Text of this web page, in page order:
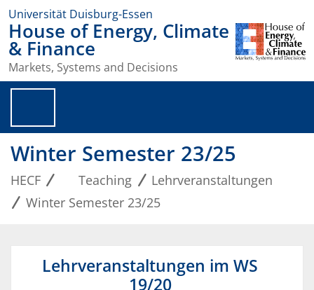
Universität Duisburg-Essen
House of Energy, Climate
& Finance
Markets, Systems and Decisions
Winter Semester 23/25
HECF Teaching
Lehrveranstaltungen
Winter Semester 23/25
Lehrveranstaltungen im WS
19/20